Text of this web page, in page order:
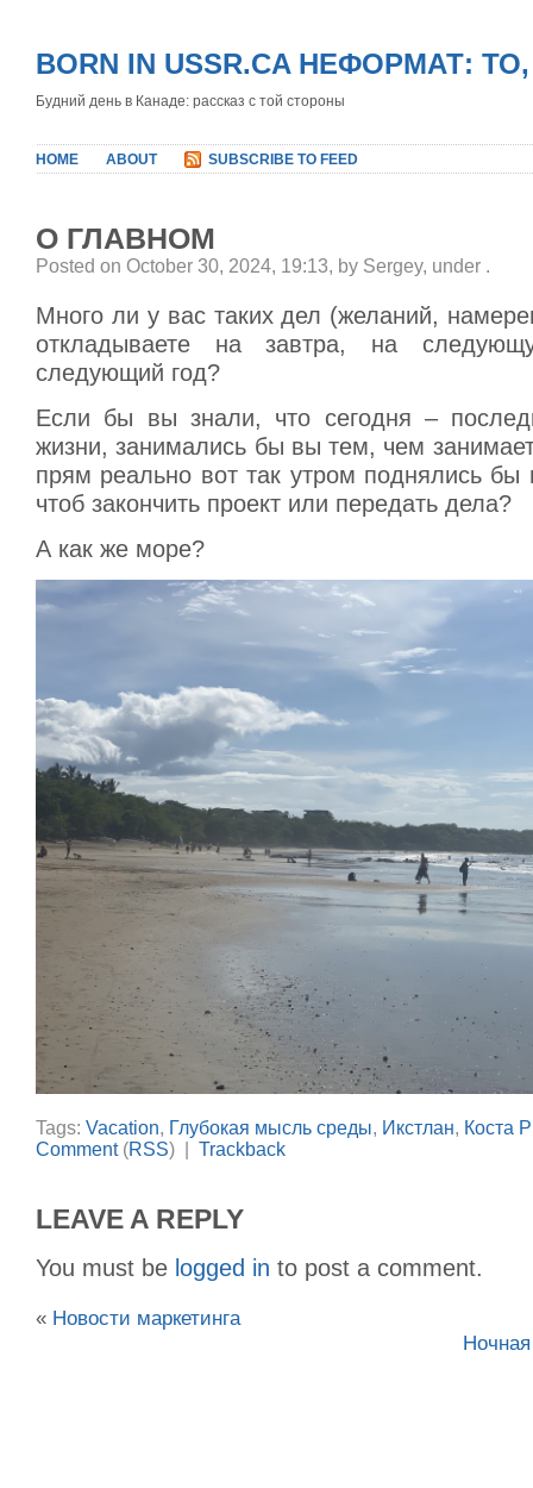
BORN IN USSR.CA НЕФОРМАТ:
Будний день в Канаде: рассказ с той стороны
HOME ABOUT SUBSCRIBE TO FEED
О ГЛАВНОМ
Posted on October 30, 2024, 19:13, by Sergey, under .
Много ли у вас таких дел (желаний,
откладываете на завтра, на
следующий год?
Если бы вы знали, что сегодня –
жизни, занимались бы вы тем, чем
прям реально вот так утром поднялись
чтоб закончить проект или передать дела?
А как же море?
Tags: Vacation, Глубокая мысль среды, Икстлан, Коста
Comment(RSS) | Trackback
LEAVE A REPLY
You must be logged in to post a comment.
« Новости маркетинга